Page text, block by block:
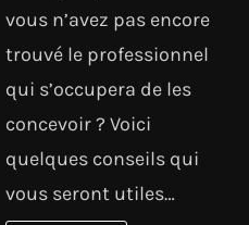
vous n’avez pas encore
trouvé le professionnel
qui s’occupera de les
concevoir ? Voici
quelques conseils qui
vous seront utiles…